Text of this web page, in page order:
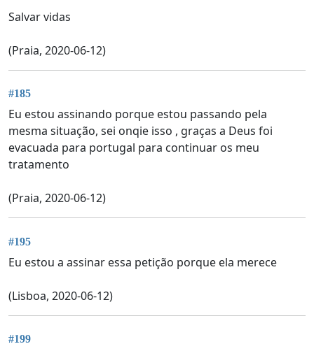
Salvar vidas
(Praia, 2020-06-12)
#185
Eu estou assinando porque estou passando pela
mesma situação, sei onqie isso , graças a Deus foi
evacuada para portugal para continuar os meu
tratamento
(Praia, 2020-06-12)
#195
Eu estou a assinar essa petição porque ela merece
(Lisboa, 2020-06-12)
#199